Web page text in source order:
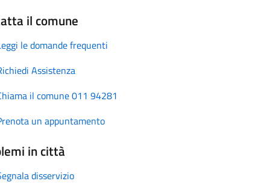
il comune
le domande frequenti
Assistenza
il comune 011 94281
un appuntamento
in città
disservizio